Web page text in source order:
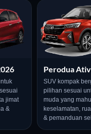
jimat
&
Perodua
SUV kompak
pilihan sesuai
muda yang
keselamatan,
& pemanduan